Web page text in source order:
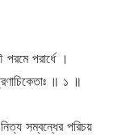
পরার্ধে ।
॥ ১ ॥
সম্বন্ধের পরিচয়